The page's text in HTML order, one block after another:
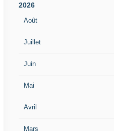
2026
Août
Juillet
Juin
Mai
Avril
Mars